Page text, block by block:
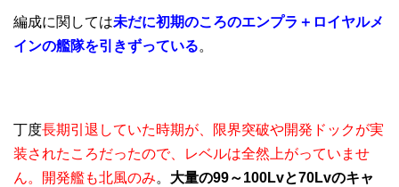
編成に関しては未だに初期のころのエンプラ＋ロイヤルメ
インの艦隊を引きずっている。
丁度長期引退していた時期が、限界突破や開発ドックが実
装されたころだったので、レベルは全然上がっていませ
ん。開発艦も北風のみ。 大量の99～100Lvと70Lvのキャ